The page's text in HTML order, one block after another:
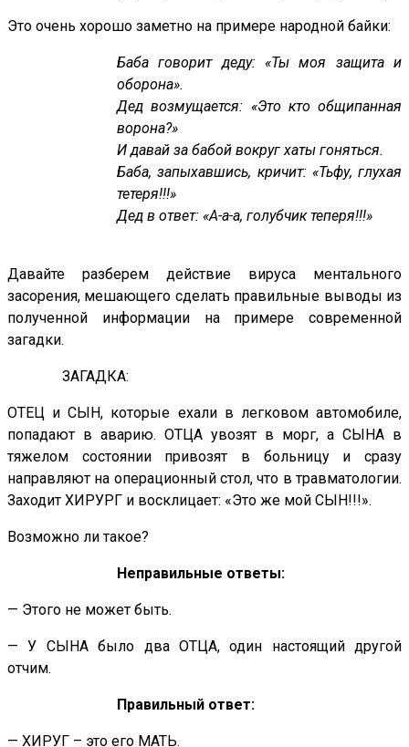
Это очень хорошо заметно на примере народной байки:
Баба говорит деду: «Ты моя защита и
оборона».
Дед возмущается: «Это кто общипанная
ворона?»
И давай за бабой вокруг хаты гоняться.
Баба, запыхавшись, кричит: «Тьфу, глухая
тетеря!!!»
Дед в ответ: «А-а-а, голубчик теперя!!!»
Давайте разберем действие вируса ментального
засорения, мешающего сделать правильные выводы из
полученной информации на примере современной
загадки.
ЗАГАДКА:
ОТЕЦ и СЫН, которые ехали в легковом автомобиле,
попадают в аварию. ОТЦА увозят в морг, а СЫНА в
тяжелом состоянии привозят в больницу и сразу
направляют на операционный стол, что в травматологии.
Заходит ХИРУРГ и восклицает: «Это же мой СЫН!!!».
Возможно ли такое?
Неправильные ответы:
— Этого не может быть.
— У СЫНА было два ОТЦА, один настоящий другой
отчим.
Правильный ответ:
— ХИРУГ – это его МАТЬ.